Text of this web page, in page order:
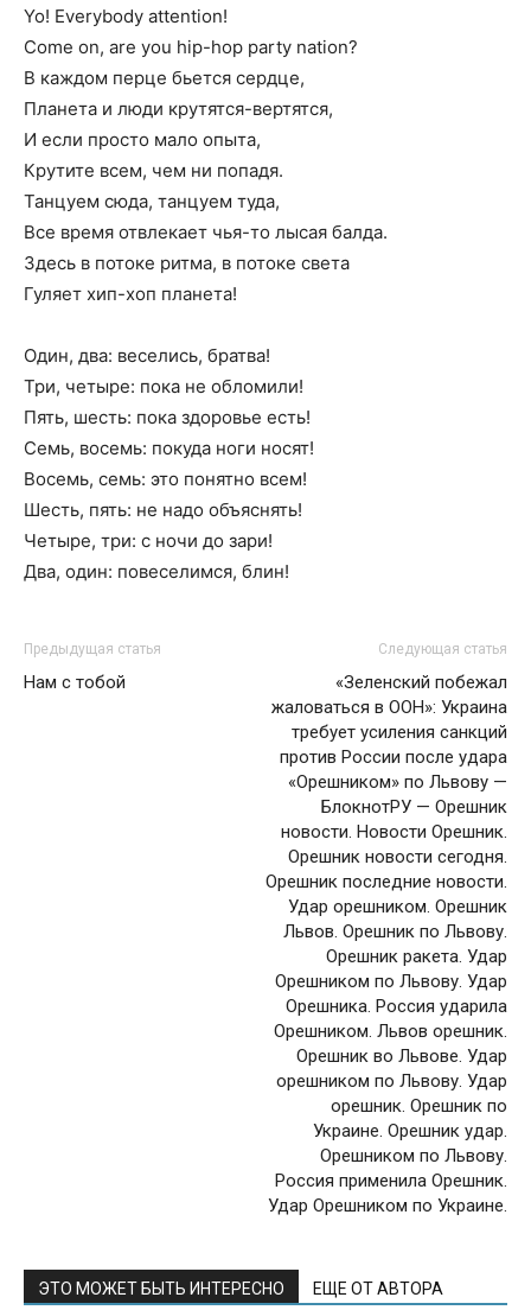
Yo! Everybody attention!
Come on, are you hip-hop party nation?
В каждом перце бьется сердце,
Планета и люди крутятся-вертятся,
И если просто мало опыта,
Крутите всем, чем ни попадя.
Танцуем сюда, танцуем туда,
Все время отвлекает чья-то лысая балда.
Здесь в потоке ритма, в потоке света
Гуляет хип-хоп планета!
Один, два: веселись, братва!
Три, четыре: пока не обломили!
Пять, шесть: пока здоровье есть!
Семь, восемь: покуда ноги носят!
Восемь, семь: это понятно всем!
Шесть, пять: не надо объяснять!
Четыре, три: с ночи до зари!
Два, один: повеселимся, блин!
Предыдущая статья
Нам с тобой
Следующая статья
«Зеленский побежал
жаловаться в ООН»: Украина
требует усиления санкций
против России после удара
«Орешником» по Львову —
БлокнотРУ — Орешник
новости. Новости Орешник.
Орешник новости сегодня.
Орешник последние новости.
Удар орешником. Орешник
Львов. Орешник по Львову.
Орешник ракета. Удар
Орешником по Львову. Удар
Орешника. Россия ударила
Орешником. Львов орешник.
Орешник во Львове. Удар
орешником по Львову. Удар
орешник. Орешник по
Украине. Орешник удар.
Орешником по Львову.
Россия применила Орешник.
Удар Орешником по Украине.
ЭТО МОЖЕТ БЫТЬ ИНТЕРЕСНО ЕЩЕ ОТ АВТОРА